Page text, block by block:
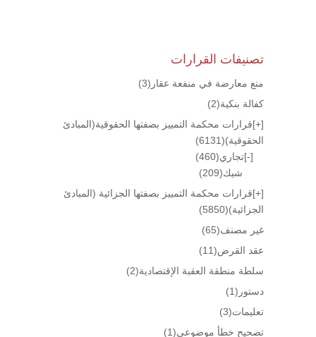
تصنيفات القرارات
منع معارضة في منفعة عقار (3)
كفالة بنكية(2)
[+]قرارات محكمة التمييز بصفتها الحقوقية(المبادئ
الحقوقية)(6131)
[-]تجاري(460)
شيك(209)
[+]قرارات محكمة التمييز بصفتها الجزائية (المبادئ
الجزائية)(5850)
غير مصنف(65)
عقد القرض(11)
سلطة منطقة العقبة الإقتصادية(2)
دستور (1)
تعليمات(3)
تصحيح خطأ موضوعي(1)